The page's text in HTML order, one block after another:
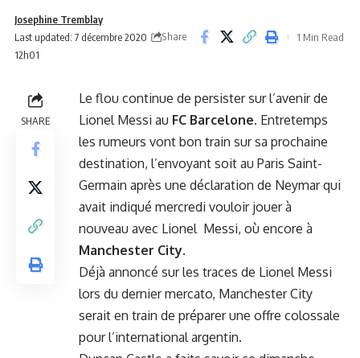
Last updated: 7 décembre 2020
12h01
Josephine Tremblay
Share
1 Min Read
SHARE
Le flou continue de persister sur l’avenir de
Lionel Messi au FC Barcelone. Entretemps
les rumeurs vont bon train sur sa prochaine
destination, l’envoyant soit au Paris Saint-
Germain après une déclaration de Neymar qui
avait indiqué mercredi vouloir jouer à
nouveau avec Lionel Messi, où encore à
Manchester City.
Déjà annoncé sur les traces de Lionel Messi
lors du dernier mercato, Manchester City
serait en train de préparer une offre colossale
pour l’international argentin.